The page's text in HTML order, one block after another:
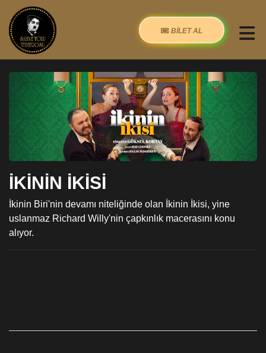
BİLET AL
İKİNİN İKİSİ
İkinin Biri'nin devamı niteliğinde olan İkinin İkisi, yine
uslanmaz Richard Willy'nin çapkınlık macerasını konu
alıyor.